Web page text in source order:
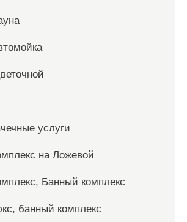
услуги
на Ложевой
Банный комплекс
банный комплекс